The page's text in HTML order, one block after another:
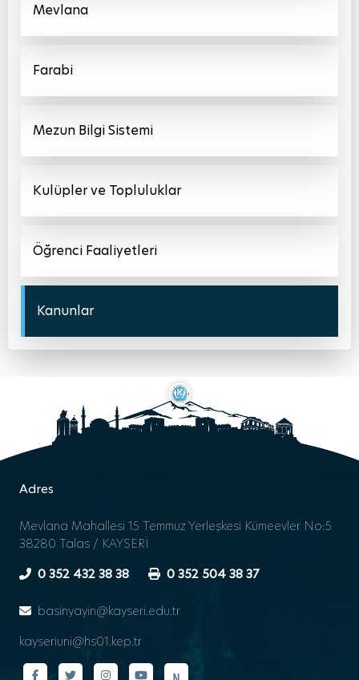
Mevlana
Farabi
Mezun Bilgi Sistemi
Kulüpler ve Topluluklar
Öğrenci Faaliyetleri
Kanunlar
Adres
Mevlana Mahallesi 15 Temmuz Yerleşkesi Kümeevler No:5
38280 Talas / KAYSERİ
0 352 432 38 38
0 352 504 38 37
basinyayin@kayseri.edu.tr
kayseriuni@hs01.kep.tr